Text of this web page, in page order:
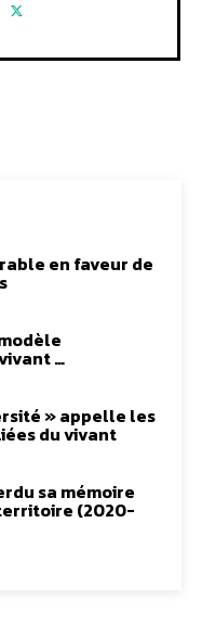
en faveur de
…
» appelle les
du vivant
sa mémoire
(2020-